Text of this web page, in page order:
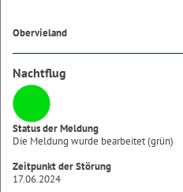
Obervieland
Nachtflug
Status der Meldung
Die Meldung wurde bearbeitet (grün)
Zeitpunkt der Störung
17.06.2024